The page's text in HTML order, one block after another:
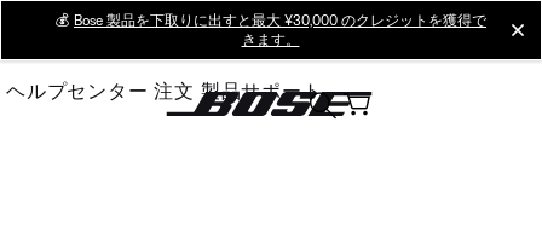
Main
💰 Bose 製品を下取りに出すと最大 ¥30,000 のクレジットを獲得で
きます。
ヘルプセンター 注文 製品サポート